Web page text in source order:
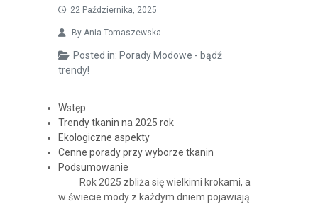
22 Października, 2025
By Ania Tomaszewska
Posted in: Porady Modowe - bądź
trendy!
Wstęp
Trendy tkanin na 2025 rok
Ekologiczne aspekty
Cenne porady przy wyborze tkanin
Podsumowanie
Rok 2025 zbliża się wielkimi krokami, a
w świecie mody z każdym dniem pojawiają